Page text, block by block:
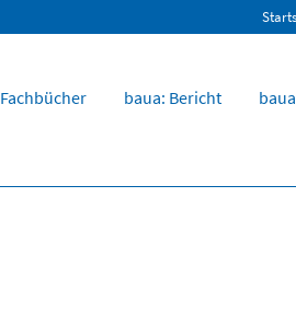
Fachbücher baua: Bericht